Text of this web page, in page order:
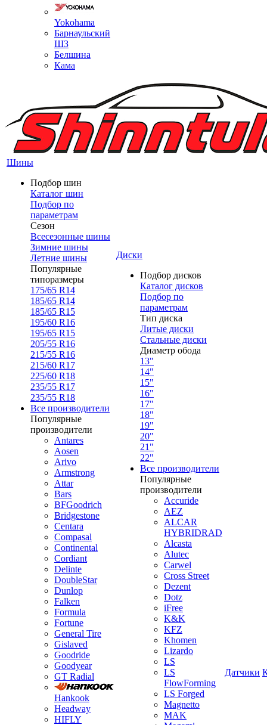
Yokohama
Барнаульский
ШЗ
Белшина
Кама
Шины
Подбор шин
Каталог шин
Подбор по
параметрам
Сезон
Всесезонные шины
Зимние шины
Летние шины
Популярные
типоразмеры
175/65 R14
185/65 R14
185/65 R15
195/60 R16
195/65 R15
205/55 R16
215/55 R16
215/60 R17
225/60 R18
235/55 R17
235/55 R18
Все производители
Популярные
производители
Antares
Aosen
Arivo
Armstrong
Attar
Bars
BFGoodrich
Bridgestone
Centara
Compasal
Continental
Cordiant
Delinte
DoubleStar
Dunlop
Falken
Formula
Fortune
General Tire
Gislaved
Goodride
Goodyear
GT Radial
Hankook
Headway
HIFLY
Диски
Подбор дисков
Каталог дисков
Подбор по
параметрам
Тип диска
Литые диски
Стальные диски
Диаметр обода
13"
14"
15"
16"
17"
18"
19"
20"
21"
22"
Все производители
Популярные
производители
Accuride
AEZ
ALCAR
HYBRIDRAD
Alcasta
Alutec
Carwel
Cross Street
Dezent
Dotz
iFree
K&K
KFZ
Khomen
Lizardo
LS
LS
FlowForming
LS Forged
Magnetto
MAK
Датчики